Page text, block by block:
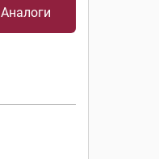
Аналоги